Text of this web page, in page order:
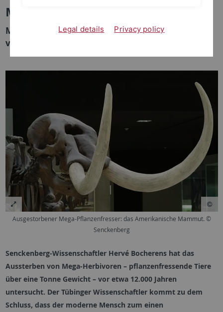
Moderner Mensch vs. Riesentier
Mega-Pflanzenfresser wurde vom Menschen
verdrängt und teilweise ersetzt
Ausgestorbener Mega-Pflanzenfresser: das Amerikanische Mammut. ©
Senckenberg
Senckenberg-Wissenschaftler Hervé Bocherens hat das
Aussterben von Mega-Herbivoren – pflanzenfressende Tiere
über eine Tonne Gewicht – vor etwa 12.000 Jahren
untersucht. Der Tübinger Wissenschaftler kommt zu dem
Schluss, dass der moderne Mensch zum einen
Legal details Privacy policy